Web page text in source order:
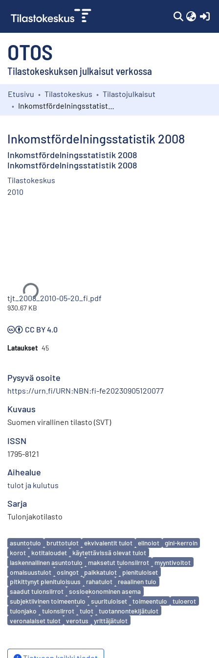
OTOS
Tilastokeskuksen julkaisut verkossa
Kokoelmat
Etusivu Tilastokeskus
Tilastojulkaisut
Inkomstfördelningsstatistik 2008
Inkomstfördelningsstatistik 2008
Inkomstfördelningsstatistik 2008
Tilastokeskus
2010
tjt_2008_2010-05-20_fi.pdf
930.67 KB
CC BY 4.0
Lataukset 45
Pysyvä osoite
https://urn.fi/URN:NBN:fi-fe20230905120077
Kuvaus
Suomen virallinen tilasto (SVT)
ISSN
1795-8121
Aihealue
tulot ja kulutus
Sarja
Tulonjakotilasto
Avainsanat
asuntotulo bruttotulot ekvivalentit tulot elinolot
gini-kerroin
korot
kotitaloudet
käytettävissä olevat tulot
laskennallinen asuntotulo
maksetut tulonsiirrot
myyntivoitot
omaisuustulot
osingot palkkatulot
pienituloiset
pitkittynyt pienituloisuus
rahatulot
reaalinen tulo
saadut tulonsiirrot
sosioekonominen asema
subjektiivinen toimeentulo
suurituloiset toimeentulo
tuloerot
tulonjako
tulonsiirrot tulot
tuotannontekijätulot
veronalaiset tulot
verotus yrittäjätulot